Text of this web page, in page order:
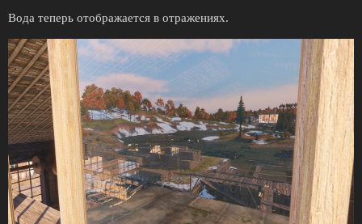
Вода теперь отображается в отражениях.